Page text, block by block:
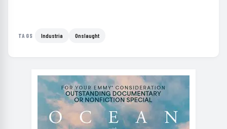
TAGS Industria Onslaught